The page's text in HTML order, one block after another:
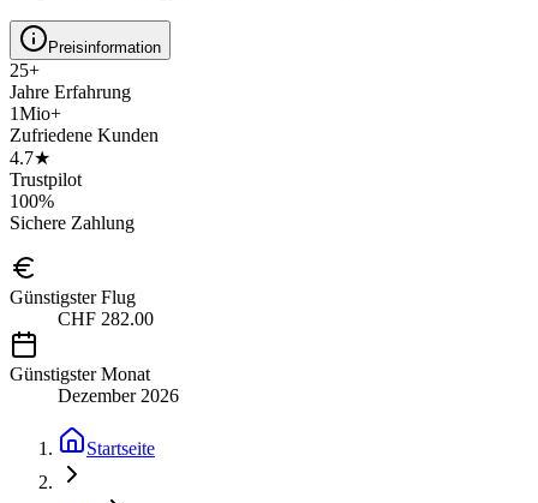
Preisinformation
25+
Jahre Erfahrung
1Mio+
Zufriedene Kunden
4.7★
Trustpilot
100%
Sichere Zahlung
Günstigster Flug
CHF 282.00
Günstigster Monat
Dezember 2026
Startseite